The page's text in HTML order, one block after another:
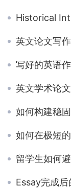
Historical
英文论文写
写好的英语作业或
英文学术论文的语
如何构建稳
如何在极短的时间内提
留学生如何避
Essay完成后